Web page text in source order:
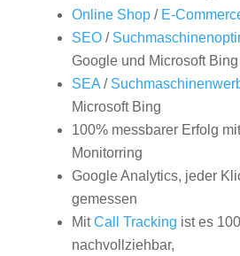
Online Shop/ E-
SEO/
Google und Microsoft Bing
SEA/
Microsoft Bing
100% messbarer Erfolg
Monitorring
Google Analytics, jeder
gemessen
MitCall Tracking ist es
nachvollziehbar,